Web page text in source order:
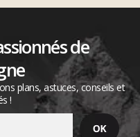
de
plans, astuces, conseils et
!